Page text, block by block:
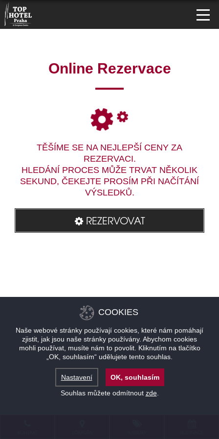
Online Rezervace
TĚŠÍME SE NA NEJLEPŠÍ CENY ZA
REZERVACI.
HLEDÁNÍ PROCES MŮŽE TRVAT NĚKOLIK
SEKUND, ČEKEJTE PROSÍM PŘI NAČÍTÁNÍ
VÝSLEDKŮ.
REZERVOVAT
COOKIES
Naše webové stránky používají cookies, které nám pomáhají
zjistit, jak jsou naše stránky používány. Abychom cookies
mohli používat, musíte nám to povolit. Kliknutím na tlačítko
„OK, souhlasím“ udělujete tento souhlas.
Nastavení
OK, souhlasím
Souhlas můžete odmítnout zde.